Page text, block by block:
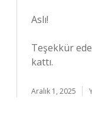
Aslı!
Teşekkür
kattı.
Aralık 1, 2025